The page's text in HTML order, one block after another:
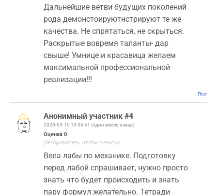
Дальнейшие ветви будущих поколений
рода демонстоируютнстрируют те же
качества. Не спрятаться, не скрыться.
Раскрытые вовремя таланты- дар
свыше! Умнице и красавица желаем
максимальной профессиональной
реализации!!!
Анонимный участник #4
2020-09-10 19:36:41 (один месяц назад)
Оценка 0
(Авторизуйтесь, чтобы оценить)
Вела лабы по механике. Подготовку
перед лабой спрашивает, нужно просто
знать что будет происходить и знать
пару формул желательно. Тетради